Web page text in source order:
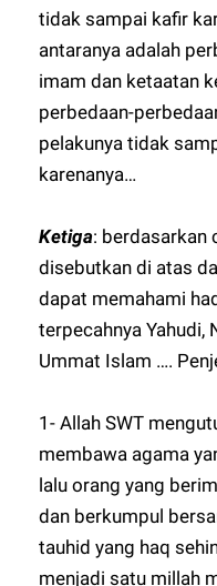
tidak sampai kafir
antaranya adalah
imam dan ketaatan
perbedaan-
pelakunya tidak
karenanya…
Ketiga: berdasarkan
disebutkan di atas
dapat memahami
terpecahnya Yahudi,
Ummat Islam ….
1- Allah SWT
membawa agama
lalu orang yang
dan berkumpul
tauhid yang haq
menjadi satu millah